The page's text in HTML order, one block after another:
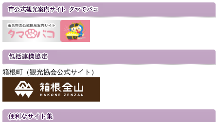
箱根町（観光協会公式サイト）